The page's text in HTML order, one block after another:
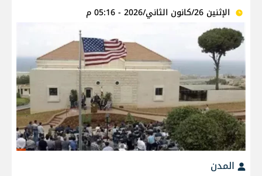
الإثنين 26/كانون الثاني/2026 - 05:16 م
المدن